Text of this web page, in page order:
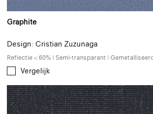
Graphite
Design: Cristian Zuzunaga
Reflectie < 60% | Semi-transparant |
Vergelijk